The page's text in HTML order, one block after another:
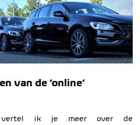
van de ‘online’
vertel ik je meer over de